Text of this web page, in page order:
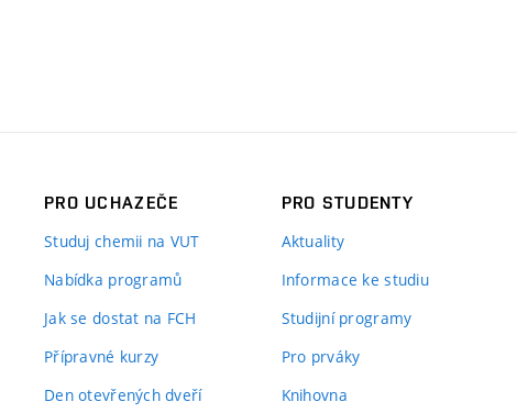
PRO UCHAZEČE
Studuj chemii na VUT
Nabídka programů
Jak se dostat na FCH
Přípravné kurzy
Den otevřených dveří
PRO STUDENTY
Aktuality
Informace ke studiu
Studijní programy
Pro prváky
Knihovna